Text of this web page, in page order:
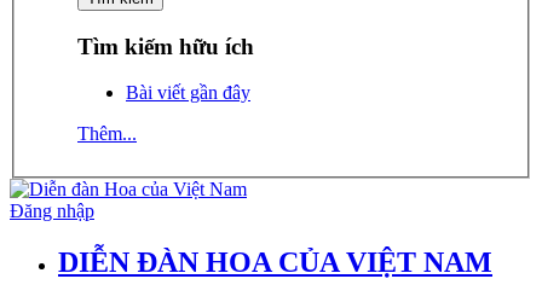
Tìm kiếm hữu ích
Bài viết gần đây
Thêm...
Đăng nhập
DIỄN ĐÀN HOA CỦA VIỆT NAM